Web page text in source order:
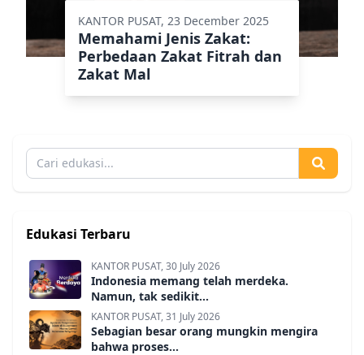
KANTOR PUSAT, 23 December 2025
Memahami Jenis Zakat:
Perbedaan Zakat Fitrah dan
Zakat Mal
Edukasi Terbaru
KANTOR PUSAT, 30 July 2026
Indonesia memang telah merdeka.
Namun, tak sedikit...
KANTOR PUSAT, 31 July 2026
Sebagian besar orang mungkin mengira
bahwa proses...